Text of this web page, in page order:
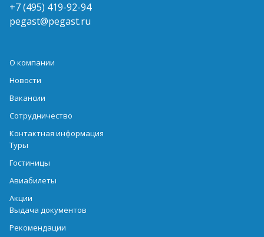
+7 (495) 419-92-94
pegast@pegast.ru
О компании
Новости
Вакансии
Сотрудничество
Контактная информация
Туры
Гостиницы
Авиабилеты
Акции
Выдача документов
Рекомендации